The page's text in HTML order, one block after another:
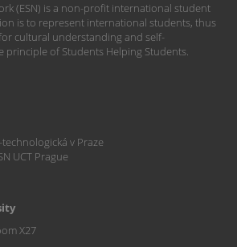
(ESN) is a non-profit international student
is to represent international students, thus
cultural understanding and self-
principle of Students Helping Students.
v Praze
UCT Prague
X27